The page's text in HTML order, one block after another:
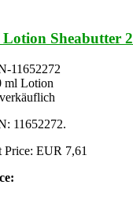
Sheabutter
11652272
ml Lotion
11652272.
Price: EUR 7,61